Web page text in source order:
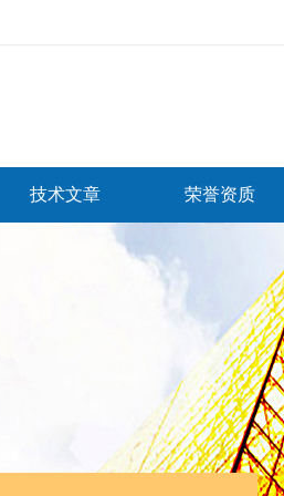
技术文章 荣誉资质